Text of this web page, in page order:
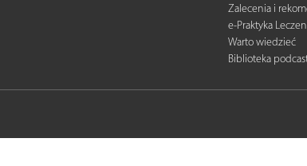
Zalecenia i
e-Praktyka
Warto wiedzieć
Biblioteka